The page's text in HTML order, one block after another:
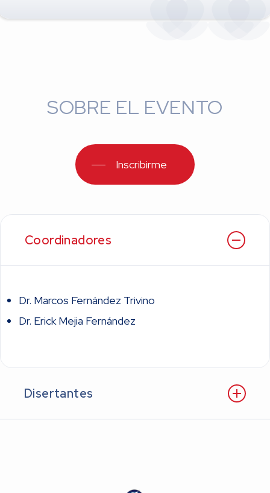
SOBRE EL EVENTO
Inscribirme
Coordinadores
Dr. Marcos Fernández Trivino
Dr. Erick Mejia Fernández
Disertantes